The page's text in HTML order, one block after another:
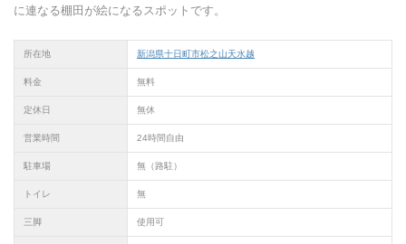
に連なる棚田が絵になるスポットです。
所在地 新潟県十日町市松之山天水越
料金 無料
定休日 無休
営業時間 24時間自由
駐車場 無（路駐）
トイレ 無
三脚 使用可